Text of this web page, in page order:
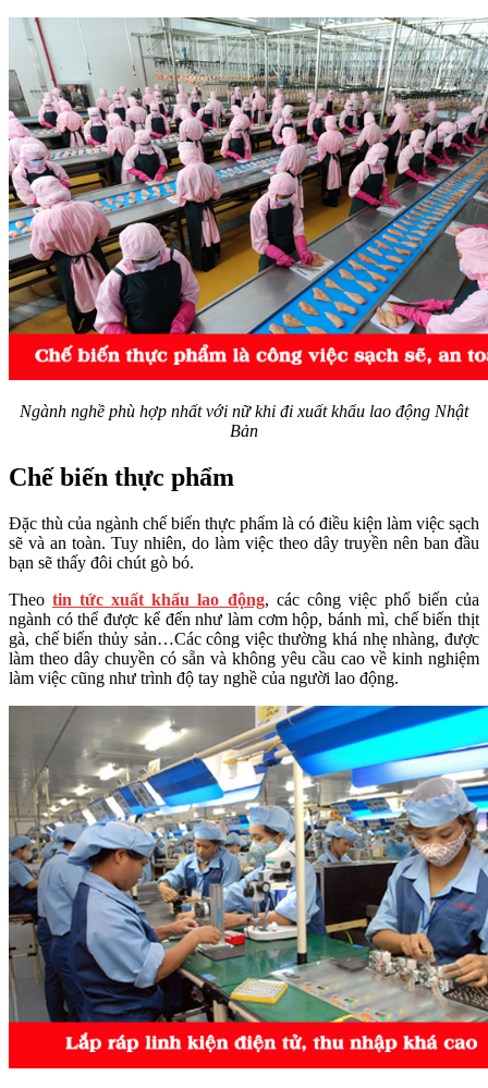
Ngành nghề phù hợp nhất với nữ khi đi xuất khẩu lao động Nhật
Bản
Chế biến thực phẩm
Đặc thù của ngành chế biến thực phẩm là có điều kiện làm việc sạch
sẽ và an toàn. Tuy nhiên, do làm việc theo dây truyền nên ban đầu
bạn sẽ thấy đôi chút gò bó.
Theotin tức xuất khẩu lao động, các công việc phổ biến của
ngành có thể được kể đến như làm cơm hộp, bánh mì, chế biến thịt
gà, chế biến thủy sản…Các công việc thường khá nhẹ nhàng, được
làm theo dây chuyền có sẵn và không yêu cầu cao về kinh nghiệm
làm việc cũng như trình độ tay nghề của người lao động.